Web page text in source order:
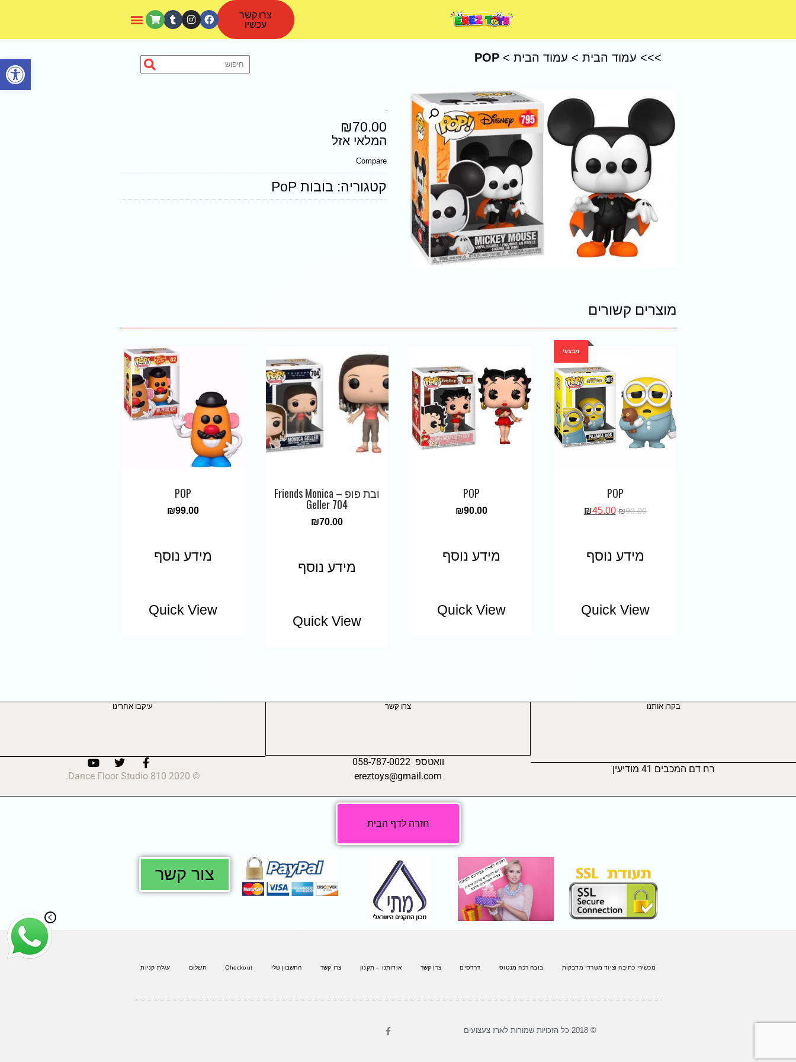
פתח סרגל נגישות
צרו קשר
עכשיו
>>> עמוד הבית > עמוד הבית >
POP
₪70.00
המלאי אזל
Compare
קטגוריה: בובות PoP
מוצרים קשורים
מבצע!
POP
₪90.00
₪45.00
מידע נוסף
Quick View
POP
₪90.00
מידע נוסף
Quick View
ובת פופ – Friends Monica
Geller 704
₪70.00
מידע נוסף
Quick View
POP
₪99.00
מידע נוסף
Quick View
בקרו אותנו
רח דם המכבים 41 מודיעין
צרו קשר
וואטספ 058-787-0022
ereztoys@gmail.com
עיקבו אחרינו
© 2020 810 Dance Floor Studio.
חזרה לדף הבית
צור קשר
מכשירי כתיבה וציוד משרדי מדבקות בובה רכה מנטוס דרדסים צרו קשר אודותנו – תקנון צרו קשר החשבון שלי Checkout תשלום עגלת קניות
© 2018 כל הזכויות שמורות לארז צעצועים